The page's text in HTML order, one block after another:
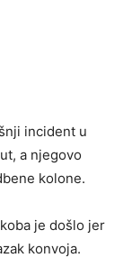
incident u
a njegovo
kolone.
je došlo jer
konvoja.